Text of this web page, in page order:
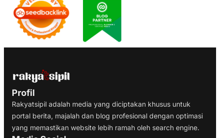
Profil
Rakyatsipil adalah media yang diciptakan khusus untuk
portal berita, majalah dan blog profesional dengan optimasi
yang memastikan website lebih ramah oleh search engine.